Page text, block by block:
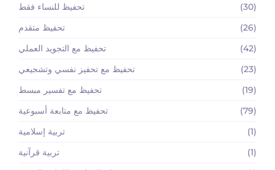
تحفيظ للنساء فقط
(30)
تحفيظ متقدم
(26)
تحفيظ مع التجويد العملي
(42)
تحفيظ مع تحفيز نفسي وتشجيعي
(23)
تحفيظ مع تفسير مبسط
(19)
تحفيظ مع متابعة أسبوعية
(79)
تربية إسلامية
(1)
تربية قرآنية
(1)